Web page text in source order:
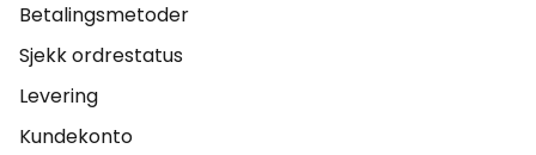
Betalingsmetoder
Sjekk ordrestatus
Levering
Kundekonto